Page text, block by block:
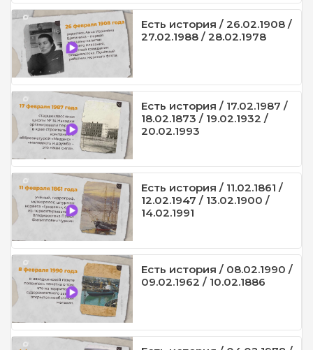
Есть история / 26.02.1908 /
27.02.1988 / 28.02.1978
Есть история / 17.02.1987 /
18.02.1873 / 19.02.1932 /
20.02.1993
Есть история / 11.02.1861 /
12.02.1947 / 13.02.1900 /
14.02.1991
Есть история / 08.02.1990 /
09.02.1962 / 10.02.1886